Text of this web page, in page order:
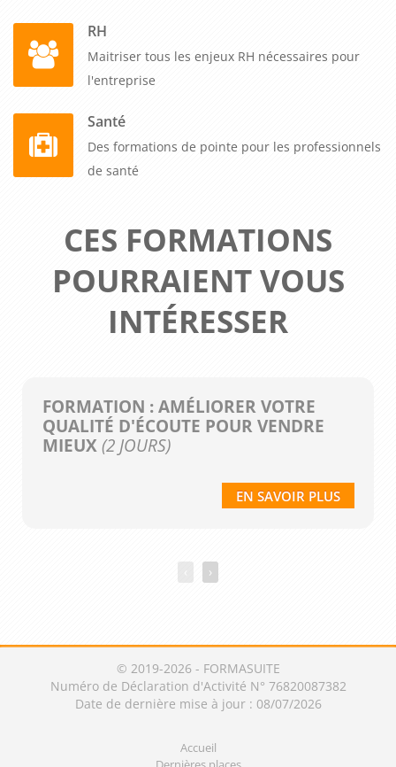
RH
Maitriser tous les enjeux RH nécessaires pour
l'entreprise
Santé
Des formations de pointe pour les professionnels
de santé
CES FORMATIONS
POURRAIENT VOUS
INTÉRESSER
FORMATION : AMÉLIORER VOTRE
QUALITÉ D'ÉCOUTE POUR VENDRE
MIEUX(2 JOURS)
EN SAVOIR PLUS
›
© 2019-2026 - FORMASUITE
Numéro de Déclaration d'Activité N° 76820087382
Date de dernière mise à jour : 08/07/2026
Accueil